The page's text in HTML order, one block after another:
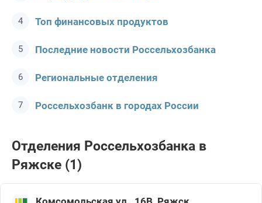
Топ финансовых продуктов
Последние новости Россельхозбанкa
Региональные отделения
Россельхозбанк в городах России
Отделения Россельхозбанкa в
Ряжске (1)